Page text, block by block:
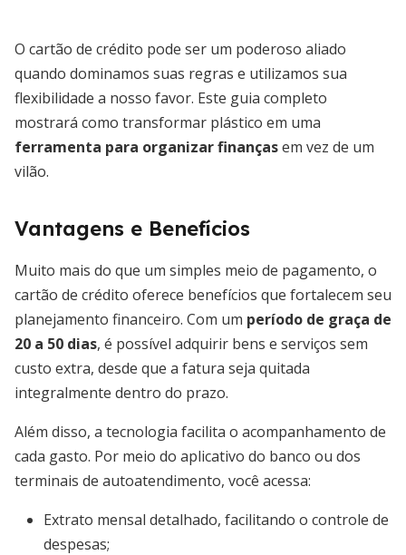
O cartão de crédito pode ser um poderoso aliado
quando dominamos suas regras e utilizamos sua
flexibilidade a nosso favor. Este guia completo
mostrará como transformar plástico em uma
ferramenta para organizar finançasem vez de um
vilão.
Vantagens e Benefícios
Muito mais do que um simples meio de pagamento, o
cartão de crédito oferece benefícios que fortalecem seu
planejamento financeiro. Com um período de graça de
20 a 50 dias, é possível adquirir bens e serviços sem
custo extra, desde que a fatura seja quitada
integralmente dentro do prazo.
Além disso, a tecnologia facilita o acompanhamento de
cada gasto. Por meio do aplicativo do banco ou dos
terminais de autoatendimento, você acessa:
Extrato mensal detalhado, facilitando o controle de
despesas;